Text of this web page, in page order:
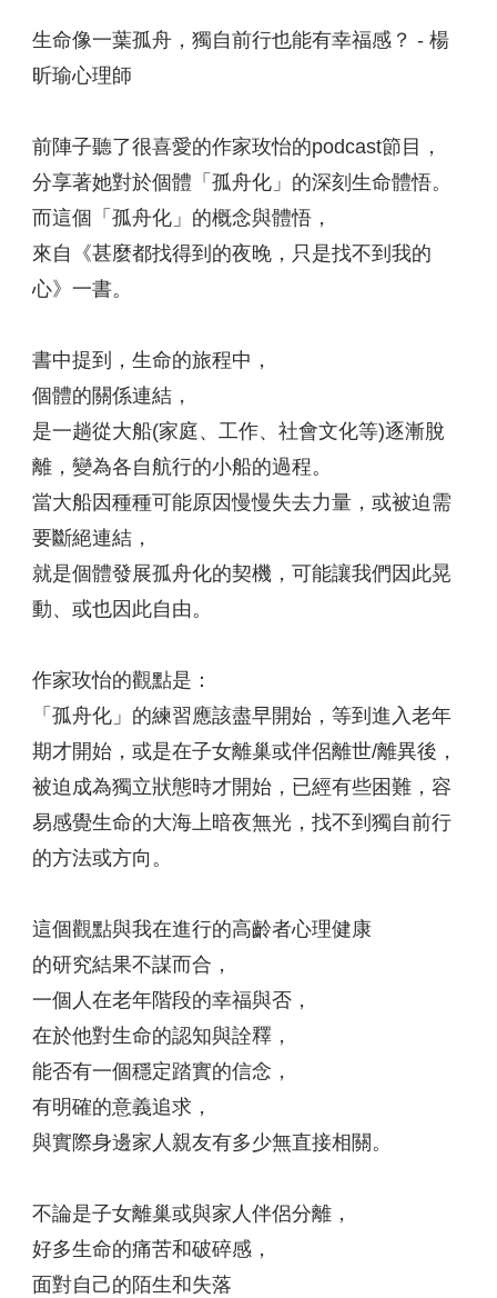
生命像一葉孤舟，獨自前行也能有幸福感？ - 楊
昕瑜心理師
前陣子聽了很喜愛的作家玫怡的podcast節目，
分享著她對於個體「孤舟化」的深刻生命體悟。
而這個「孤舟化」的概念與體悟，
來自《甚麼都找得到的夜晚，只是找不到我的
心》一書。
書中提到，生命的旅程中，
個體的關係連結，
是一趟從大船(家庭、工作、社會文化等)逐漸脫
離，變為各自航行的小船的過程。
當大船因種種可能原因慢慢失去力量，或被迫需
要斷絕連結，
就是個體發展孤舟化的契機，可能讓我們因此晃
動、或也因此自由。
作家玫怡的觀點是：
「孤舟化」的練習應該盡早開始，等到進入老年
期才開始，或是在子女離巢或伴侶離世/離異後，
被迫成為獨立狀態時才開始，已經有些困難，容
易感覺生命的大海上暗夜無光，找不到獨自前行
的方法或方向。
這個觀點與我在進行的高齡者心理健康
的研究結果不謀而合，
一個人在老年階段的幸福與否，
在於他對生命的認知與詮釋，
能否有一個穩定踏實的信念，
有明確的意義追求，
與實際身邊家人親友有多少無直接相關。
不論是子女離巢或與家人伴侶分離，
好多生命的痛苦和破碎感，
面對自己的陌生和失落